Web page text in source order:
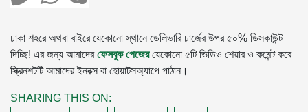
ঢাকা শহরে অথবা বাইরে যেকোনো স্থানে ডেলিভারি চার্জের উপর ৫০% ডিসকাউন্ট
দিচ্ছি! এর জন্য আমাদেরফেসবুক পেজেরযেকোনো ৫টি ভিডিও শেয়ার ও কমেন্ট করে
স্ক্রিনশটটি আমাদের ইনবক্স বা হোয়াটসঅ্যাপে পাঠান।
SHARING THIS ON: